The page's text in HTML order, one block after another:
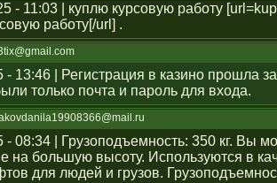
- 11:03 | куплю курсовую работу
работу[/url] .
- 13:46 | Регистрация в казино прошла
только почта и пароль для входа.
- 08:34 | Грузоподъемность: 350 кг. Вы
на большую высоту. Используются в
для людей и грузов.